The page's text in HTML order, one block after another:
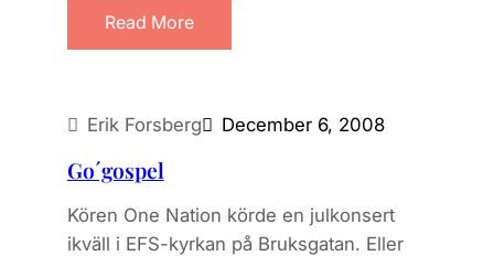
Read More
Erik Forsberg December 6, 2008
Go´gospel
Kören One Nation körde en julkonsert
ikväll i EFS-kyrkan på Bruksgatan. Eller